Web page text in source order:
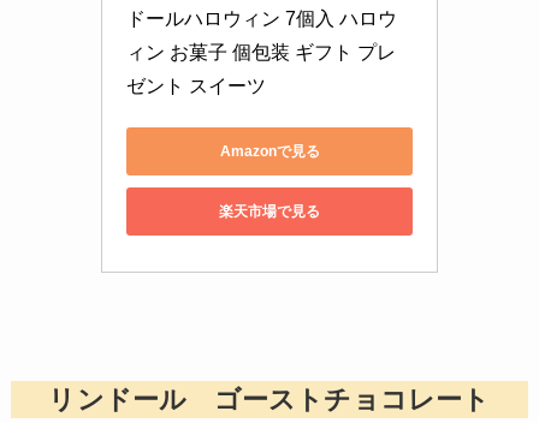
ドールハロウィン 7個入 ハロウ
ィン お菓子 個包装 ギフト プレ
ゼント スイーツ
Amazonで見る
楽天市場で見る
リンドール ゴーストチョコレート